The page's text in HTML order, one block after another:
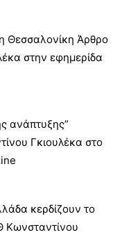
Θεσσαλονίκη Άρθρο
στην εφημερίδα
ανάπτυξης”
Γκιουλέκα στο
κερδίζουν το
Κωνσταντίνου